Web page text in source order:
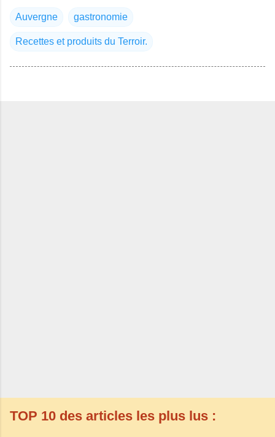
Auvergne gastronomie
Recettes et produits du Terroir.
TOP 10 des articles les plus lus :